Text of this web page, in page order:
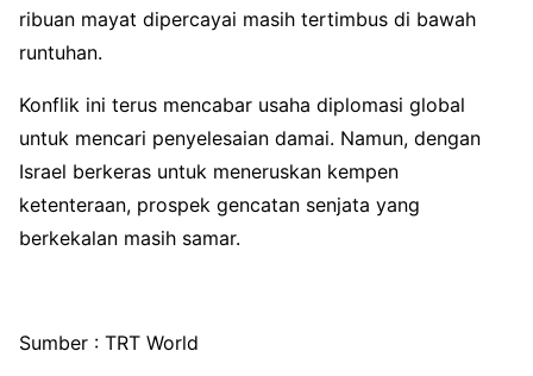
ribuan mayat dipercayai masih tertimbus di bawah
runtuhan.
Konflik ini terus mencabar usaha diplomasi global
untuk mencari penyelesaian damai. Namun, dengan
Israel berkeras untuk meneruskan kempen
ketenteraan, prospek gencatan senjata yang
berkekalan masih samar.
Sumber : TRT World